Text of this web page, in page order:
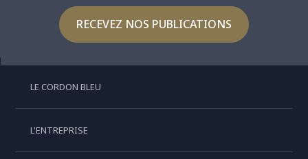
RECEVEZ NOS PUBLICATIONS
LE CORDON BLEU
L'ENTREPRISE